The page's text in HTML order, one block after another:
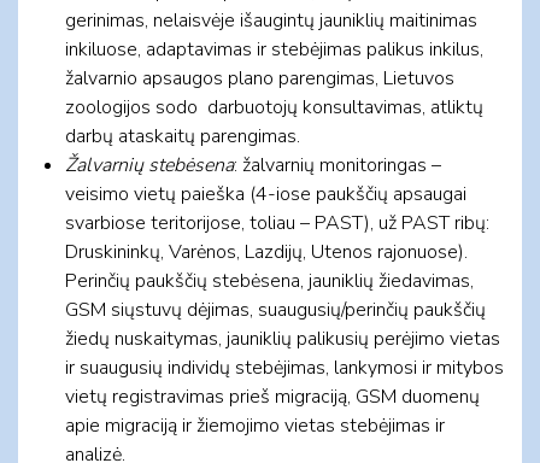
gerinimas, nelaisvėje išaugintų jauniklių maitinimas
inkiluose, adaptavimas ir stebėjimas palikus inkilus,
žalvarnio apsaugos plano parengimas, Lietuvos
zoologijos sodo darbuotojų konsultavimas, atliktų
darbų ataskaitų parengimas.
Žalvarnių stebėsena: žalvarnių monitoringas –
veisimo vietų paieška (4-iose paukščių apsaugai
svarbiose teritorijose, toliau – PAST), už PAST ribų:
Druskininkų, Varėnos, Lazdijų, Utenos rajonuose).
Perinčių paukščių stebėsena, jauniklių žiedavimas,
GSM siųstuvų dėjimas, suaugusių/perinčių paukščių
žiedų nuskaitymas, jauniklių palikusių perėjimo vietas
ir suaugusių individų stebėjimas, lankymosi ir mitybos
vietų registravimas prieš migraciją, GSM duomenų
apie migraciją ir žiemojimo vietas stebėjimas ir
analizė.